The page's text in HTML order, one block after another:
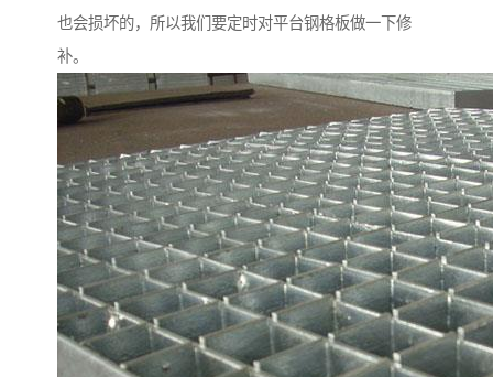
也会损坏的，所以我们要定时对平台钢格板做一下修
补。